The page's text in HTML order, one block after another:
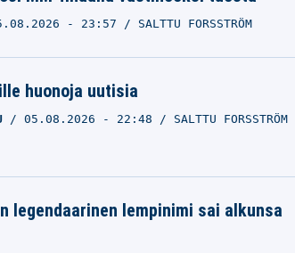
- 23:57 SALTTU FORSSTRÖM
huonoja uutisia
05.08.2026 - 22:48 SALTTU FORSSTRÖM
legendaarinen lempinimi sai alkunsa